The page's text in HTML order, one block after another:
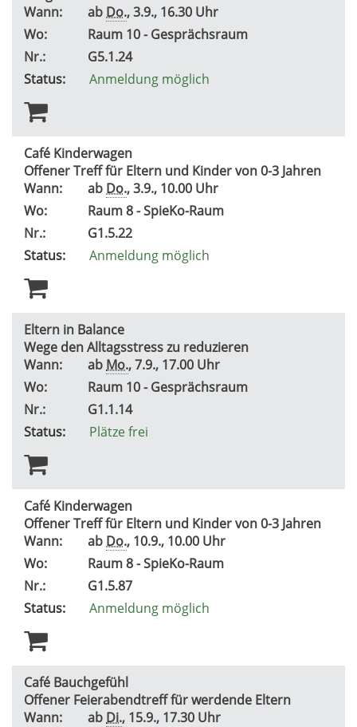
Wann:
ab Do., 3.9., 16.30 Uhr
Wo:
Raum 10 - Gesprächsraum
Nr.:
G5.1.24
Status:
Anmeldung möglich
Café Kinderwagen
Offener Treff für Eltern und Kinder von 0-3 Jahren
Wann:
ab Do., 3.9., 10.00 Uhr
Wo:
Raum 8 - SpieKo-Raum
Nr.:
G1.5.22
Status:
Anmeldung möglich
Eltern in Balance
Wege den Alltagsstress zu reduzieren
Wann:
ab Mo., 7.9., 17.00 Uhr
Wo:
Raum 10 - Gesprächsraum
Nr.:
G1.1.14
Status:
Plätze frei
Café Kinderwagen
Offener Treff für Eltern und Kinder von 0-3 Jahren
Wann:
ab Do., 10.9., 10.00 Uhr
Wo:
Raum 8 - SpieKo-Raum
Nr.:
G1.5.87
Status:
Anmeldung möglich
Café Bauchgefühl
Offener Feierabendtreff für werdende Eltern
Wann:
ab Di., 15.9., 17.30 Uhr